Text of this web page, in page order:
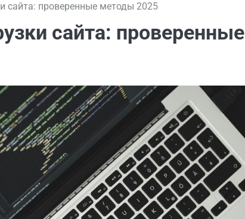
сайта: проверенные методы 2025
сайта: проверенные